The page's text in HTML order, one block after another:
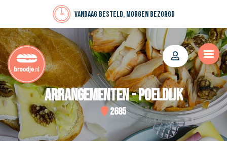
Vandaag besteld, morgen bezorgd
Arrangementen - Poeldijk
2685